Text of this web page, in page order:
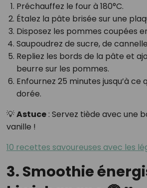
Préchauffez le four à 180°C.
Étalez la pâte brisée sur une
Disposez les pommes coupées
Saupoudrez de sucre, de
Repliez les bords de la pâte et
beurre sur les pommes.
Enfournez 25 minutes jusqu’à ce
dorée.
💡Astuce: Servez tiède avec une
vanille !
10 recettes savoureuses avec les
3. Smoothie